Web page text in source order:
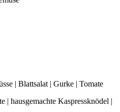
| Blattsalat | Gurke | Tomate
| hausgemachte Kaspressknödel |